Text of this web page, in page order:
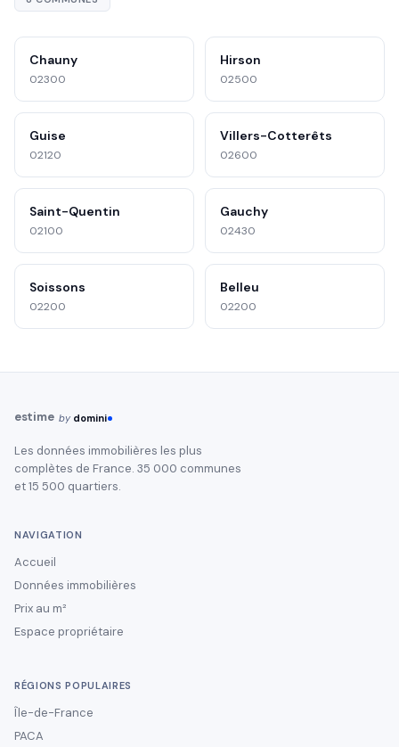
Chauny
02300
Hirson
02500
Guise
02120
Villers-Cotterêts
02600
Saint-Quentin
02100
Gauchy
02430
Soissons
02200
Belleu
02200
estime by domini
Les données immobilières les plus
complètes de France. 35 000 communes
et 15 500 quartiers.
NAVIGATION
Accueil
Données immobilières
Prix au m²
Espace propriétaire
RÉGIONS POPULAIRES
Île-de-France
PACA